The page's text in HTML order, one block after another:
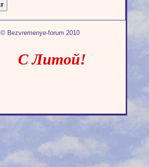
© Bezvremenye-forum 2010
С Литой!